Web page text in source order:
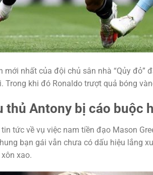
mới nhất của đội chủ sân nhà “Qủy
Trong khi đó Ronaldo trượt quả bóng
thủ Antony bị cáo buộc
tức về vụ việc nam tiền đạo Mason
bạn gái vẫn chưa có dấu hiệu lắng
xao.